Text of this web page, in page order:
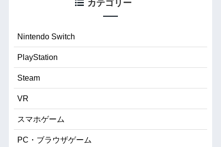
カテゴリー
Nintendo Switch
PlayStation
Steam
VR
スマホゲーム
PC・ブラウザゲーム